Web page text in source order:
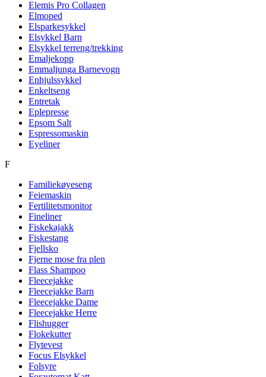
Elemis Pro Collagen
Elmoped
Elsparkesykkel
Elsykkel Barn
Elsykkel terreng/trekking
Emaljekopp
Emmaljunga Barnevogn
Enhjulssykkel
Enkeltseng
Entretak
Eplepresse
Epsom Salt
Espressomaskin
Eyeliner
F
Familiekøyeseng
Feiemaskin
Fertilitetsmonitor
Fineliner
Fiskekajakk
Fiskestang
Fjellsko
Fjerne mose fra plen
Flass Shampoo
Fleecejakke
Fleecejakke Barn
Fleecejakke Dame
Fleecejakke Herre
Flishugger
Flokekutter
Flytevest
Focus Elsykkel
Folsyre